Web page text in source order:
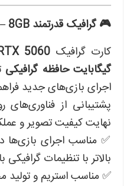
🎮 گرافیک قدرتمند RTX 5060 – 8GB
کارت گرافیک
گیگابایت حافظه گرافیکی
اجرای بازی‌های جدید
پشتیبانی از فناوری‌های
نهایت کیفیت تصویر و
بالاتر با تنظیمات گرافیکی
✅ مناسب استریم و تولید